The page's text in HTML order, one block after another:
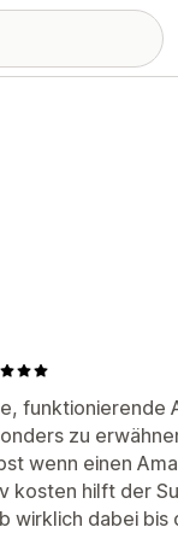
funktionierende
zu
wenn einen
kosten hilft der
wirklich dabei bis